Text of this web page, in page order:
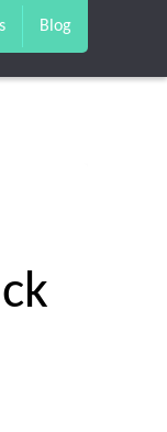
Blog